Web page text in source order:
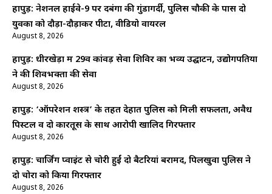
हापुड़: नेशनल हाईवे-9 पर दबंगों की गुंडागर्दी, पुलिस चौकी के पास दो
युवकों को दौड़ा-दौड़ाकर पीटा, वीडियो वायरल
August 8, 2026
हापुड़: धीरखेड़ा में 29वें कांवड़ सेवा शिविर का भव्य उद्घाटन, उद्योगपतियों
ने की शिवभक्तों की सेवा
August 8, 2026
हापुड़: ‘ऑपरेशन शस्त्र’ के तहत देहात पुलिस को मिली सफलता, अवैध
पिस्टल व दो कारतूस के साथ आरोपी खालिद गिरफ्तार
August 8, 2026
हापुड़: चार्जिंग प्वाइंट से चोरी हुईं दो बैटरियां बरामद, पिलखुवा पुलिस ने
दो चोरों को किया गिरफ्तार
August 8, 2026